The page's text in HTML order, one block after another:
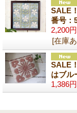
SALE
番号：
2,200円
[在庫
SALE
はブル
1,386円